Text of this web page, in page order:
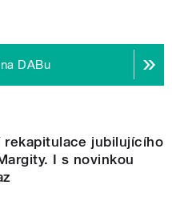
DABu
rekapitulace jubilujícího
I s novinkou